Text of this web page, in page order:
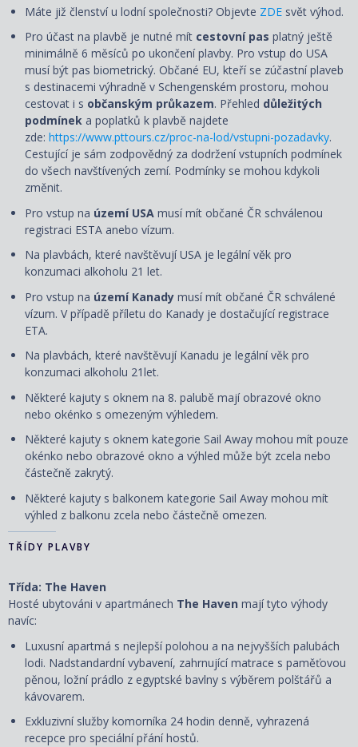
Máte již členství u lodní společnosti? Objevte ZDE svět výhod.
Pro účast na plavbě je nutné mít cestovní pas platný ještě
minimálně 6 měsíců po ukončení plavby. Pro vstup do USA
musí být pas biometrický. Občané EU, kteří se zúčastní plaveb
s destinacemi výhradně v Schengenském prostoru, mohou
cestovat i s občanským průkazem. Přehled důležitých
podmínek a poplatků k plavbě najdete
zde: https://www.pttours.cz/proc-na-lod/vstupni-pozadavky.
Cestující je sám zodpovědný za dodržení vstupních podmínek
do všech navštívených zemí. Podmínky se mohou kdykoli
změnit.
Pro vstup na území USA musí mít občané ČR schválenou
registraci ESTA anebo vízum.
Na plavbách, které navštěvují USA je legální věk pro
konzumaci alkoholu 21 let.
Pro vstup na území Kanady musí mít občané ČR schválené
vízum. V případě příletu do Kanady je dostačující registrace
ETA.
Na plavbách, které navštěvují Kanadu je legální věk pro
konzumaci alkoholu 21let.
Některé kajuty s oknem na 8. palubě mají obrazové okno
nebo okénko s omezeným výhledem.
Některé kajuty s oknem kategorie Sail Away mohou mít pouze
okénko nebo obrazové okno a výhled může být zcela nebo
částečně zakrytý.
Některé kajuty s balkonem kategorie Sail Away mohou mít
výhled z balkonu zcela nebo částečně omezen.
TŘÍDY PLAVBY
Třída: The Haven
Hosté ubytováni v apartmánech The Haven mají tyto výhody
navíc:
Luxusní apartmá s nejlepší polohou a na nejvyšších palubách
lodi. Nadstandardní vybavení, zahrnující matrace s paměťovou
pěnou, ložní prádlo z egyptské bavlny s výběrem polštářů a
kávovarem.
Exkluzivní služby komorníka 24 hodin denně, vyhrazená
recepce pro speciální přání hostů.